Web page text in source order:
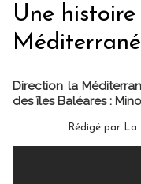
Une
Direction la
des îles Baléares :
Rédigé par La